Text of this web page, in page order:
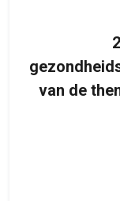
van de